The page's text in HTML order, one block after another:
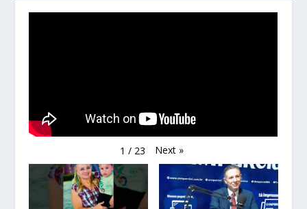
1 / 23 Next »